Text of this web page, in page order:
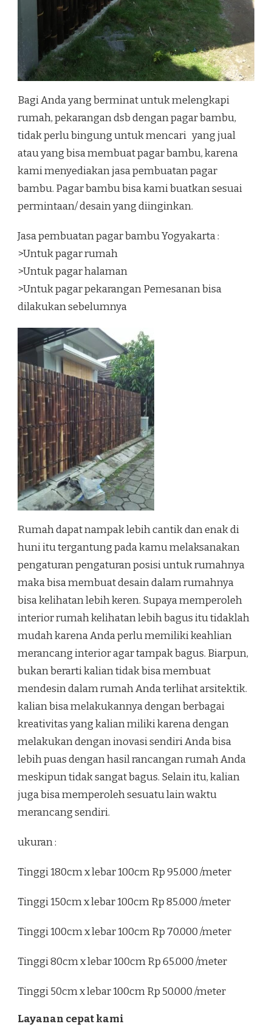
Bagi Anda yang berminat untuk melengkapi
rumah, pekarangan dsb dengan pagar bambu,
tidak perlu bingung untuk mencari yang jual
atau yang bisa membuat pagar bambu, karena
kami menyediakan jasa pembuatan pagar
bambu. Pagar bambu bisa kami buatkan sesuai
permintaan/ desain yang diinginkan.
Jasa pembuatan pagar bambu Yogyakarta :
>Untuk pagar rumah
>Untuk pagar halaman
>Untuk pagar pekarangan Pemesanan bisa
dilakukan sebelumnya
Rumah dapat nampak lebih cantik dan enak di
huni itu tergantung pada kamu melaksanakan
pengaturan pengaturan posisi untuk rumahnya
maka bisa membuat desain dalam rumahnya
bisa kelihatan lebih keren. Supaya memperoleh
interior rumah kelihatan lebih bagus itu tidaklah
mudah karena Anda perlu memiliki keahlian
merancang interior agar tampak bagus. Biarpun,
bukan berarti kalian tidak bisa membuat
mendesin dalam rumah Anda terlihat arsitektik.
kalian bisa melakukannya dengan berbagai
kreativitas yang kalian miliki karena dengan
melakukan dengan inovasi sendiri Anda bisa
lebih puas dengan hasil rancangan rumah Anda
meskipun tidak sangat bagus. Selain itu, kalian
juga bisa memperoleh sesuatu lain waktu
merancang sendiri.
ukuran :
Tinggi 180cm x lebar 100cm Rp 95.000 /meter
Tinggi 150cm x lebar 100cm Rp 85.000 /meter
Tinggi 100cm x lebar 100cm Rp 70.000 /meter
Tinggi 80cm x lebar 100cm Rp 65.000 /meter
Tinggi 50cm x lebar 100cm Rp 50.000 /meter
Layanan cepat kami